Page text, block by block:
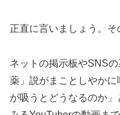
正直に言いましょう。そ
ネットの掲示板やSNS
薬」説がまことしやか
が吸うとどうなるのか